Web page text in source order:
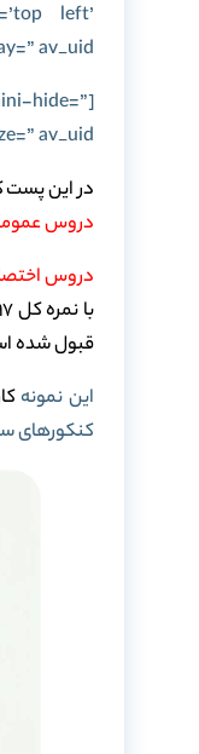
left’
av_uid=”]
hide=”
av_uid=”]
در این پست
دروس
دروس
قبول شده
این نمونه
کنکورهای